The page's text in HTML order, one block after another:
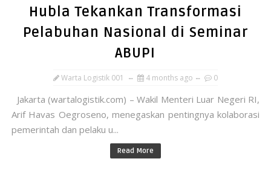
Hubla Tekankan Transformasi
Pelabuhan Nasional di Seminar
ABUPI
Warta Logistik 001 4 months ago 0
Jakarta (wartalogistik.com) – Wakil Menteri Luar Negeri RI,
Arif Havas Oegroseno, menegaskan pentingnya kolaborasi
pemerintah dan pelaku u...
Read More